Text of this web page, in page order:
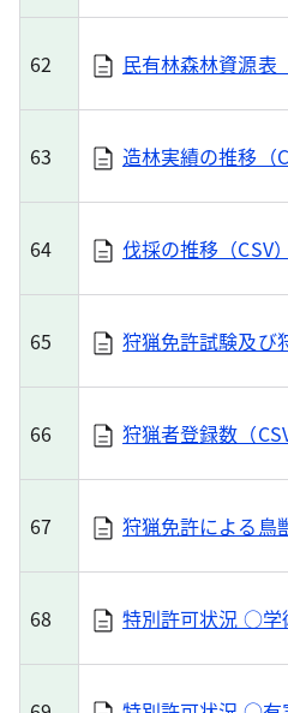
62 民有林森林資源表
63 造林実績の推移（
64 伐採の推移（CSV）
65 狩猟免許試験及び
66 狩猟者登録数（CSV
67 狩猟免許による鳥
68 特別許可状況 ○学